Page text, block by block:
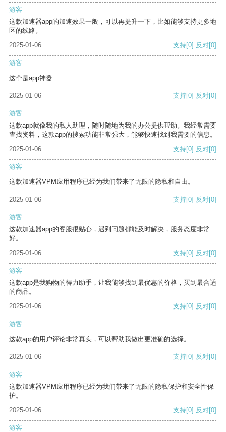
游客
这款加速器app的加速效果一般，可以再提升一下，比如能够支持更多地
区的线路。
2025-01-06
支持[0] 反对[0]
游客
这个是app神器
2025-01-06 支持[0] 反对[0]
游客
这款app就像我的私人助理，随时随地为我的办公提供帮助。我经常需要
查找资料，这款app的搜索功能非常强大，能够快速找到我需要的信息。
2025-01-06
支持[0] 反对[0]
游客
这款加速器VPM应用程序已经为我们带来了无限的隐私和自由。
2025-01-06 支持[0] 反对[0]
游客
这款加速器app的客服很贴心，遇到问题都能及时解决，服务态度非常
好。
2025-01-06
支持[0] 反对[0]
游客
这款app是我购物的得力助手，让我能够找到最优惠的价格，买到最合适
的商品。
2025-01-06
支持[0] 反对[0]
游客
这款app的用户评论非常真实，可以帮助我做出更准确的选择。
2025-01-06 支持[0] 反对[0]
游客
这款加速器VPM应用程序已经为我们带来了无限的隐私保护和安全性保
护。
2025-01-06
支持[0] 反对[0]
游客